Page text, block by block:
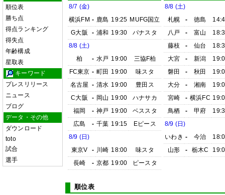
順位表
勝ち点
得点ランキング
得失点
年齢構成
星取表
キーワード
プレスリリース
ニュース
ブログ
データ・その他
ダウンロード
toto
試合
選手
8/7 (金)
横浜FM - 鹿島 19:25 MUFG国立
G大阪
- 浦和 19:30
パナスタ
8/8 (土)
柏
- 水戸 19:00
三協F柏
FC東京 - 町田 19:00
味スタ
名古屋 - 清水 19:00
豊田ス
C大阪
- 岡山 19:00
ハナサカ
福岡
- 神戸 19:00
ベススタ
広島
- 千葉 19:15
Eピース
8/9 (日)
東京V
- 川崎 18:00
味スタ
長崎
- 京都 19:00 ピースタ
8/8 (土)
札幌
- 徳島
八戸
- 富山
藤枝
- 仙台
大宮
- 新潟
磐田
- 秋田
大分
- 湘南
宮崎
- 横浜FC
鳥栖
- 甲府
8/9 (日)
いわき - 今治
山形
- 栃木C
順位表